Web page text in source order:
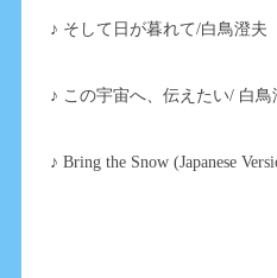
♪ そして日が暮れて/白鳥澄夫
♪ この宇宙へ、伝えたい/ 白
♪ Bring the Snow (Japanese